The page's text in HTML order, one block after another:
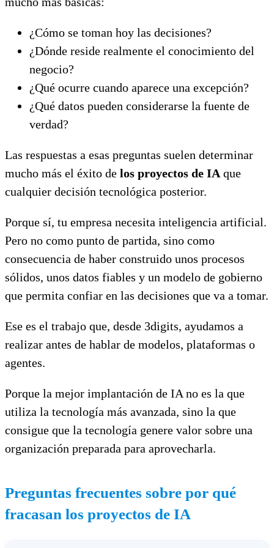
¿Cómo se toman hoy las decisiones?
¿Dónde reside realmente el conocimiento del
negocio?
¿Qué ocurre cuando aparece una excepción?
¿Qué datos pueden considerarse la fuente de
verdad?
Las respuestas a esas preguntas suelen determinar
mucho más el éxito de los proyectos de IA que
cualquier decisión tecnológica posterior.
Porque sí, tu empresa necesita inteligencia artificial.
Pero no como punto de partida, sino como
consecuencia de haber construido unos procesos
sólidos, unos datos fiables y un modelo de gobierno
que permita confiar en las decisiones que va a tomar.
Ese es el trabajo que, desde 3digits, ayudamos a
realizar antes de hablar de modelos, plataformas o
agentes.
Porque la mejor implantación de IA no es la que
utiliza la tecnología más avanzada, sino la que
consigue que la tecnología genere valor sobre una
organización preparada para aprovecharla.
Preguntas frecuentes sobre por qué
fracasan los proyectos de IA